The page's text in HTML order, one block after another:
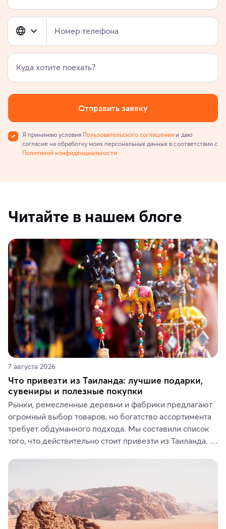
Номер телефона
Куда хотите поехать?
Отправить заявку
Я принимаю условия Пользовательского соглашения и даю
согласие на обработку моих персональных данных в соответствии с
Политикой конфиденциальности
Читайте в нашем блоге
7 августа 2026
Что привезти из Таиланда: лучшие подарки,
сувениры и полезные покупки
Рынки, ремесленные деревни и фабрики предлагают
огромный выбор товаров, но богатство ассортимента
требует обдуманного подхода. Мы составили список
того, что действительно стоит привезти из Таиланда.
средства, одежду, украшения, предметы интерьера
где их купить.